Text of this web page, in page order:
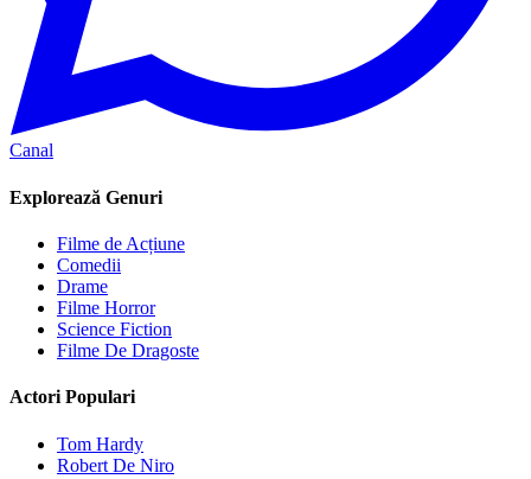
Canal
Explorează Genuri
Filme de Acțiune
Comedii
Drame
Filme Horror
Science Fiction
Filme De Dragoste
Actori Populari
Tom Hardy
Robert De Niro